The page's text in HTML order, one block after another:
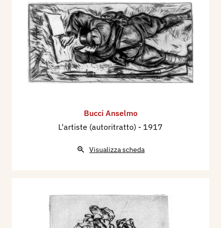
Bucci Anselmo
L'artiste (autoritratto) - 1917
Visualizza scheda